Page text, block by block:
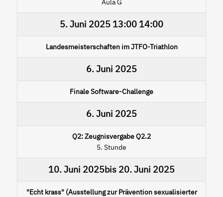
Aula G
5. Juni 2025 13:00 14:00
Landesmeisterschaften im JTFO-Triathlon
6. Juni 2025
Finale Software-Challenge
6. Juni 2025
Q2: Zeugnisvergabe Q2.2
5. Stunde
10. Juni 2025bis 20. Juni 2025
"Echt krass" (Ausstellung zur Prävention sexualisierter